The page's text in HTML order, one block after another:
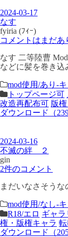
2024-03-17
なす
fyiria (ﾌｨｰ)
コメントはまだあ
なす 二等陸曹
などに髪を巻き
mod使用/あり-
トップページ可
改造再配布可 版
ダウンロード（
2024-03-16
不滅の絆 ２
gin
2件のコメント
まだいなさそうな
mod使用/なし-
R18/エロ ギャラ
権・版権キャラ
ダウンロード（